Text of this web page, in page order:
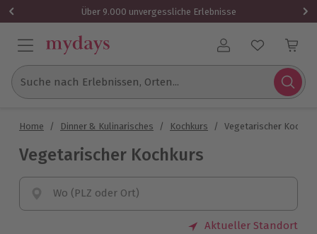
Über 9.000 unvergessliche Erlebnisse
Benutzerkonto
Suche nach Erlebnissen, Orten...
Home / Dinner & Kulinarisches / Kochkurs / Vegetarischer
Vegetarischer Kochkurs
Wo (PLZ oder Ort)
Aktueller Standort